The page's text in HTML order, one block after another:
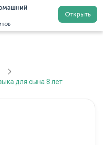
Открыть
Регистрация
для сына 8 лет